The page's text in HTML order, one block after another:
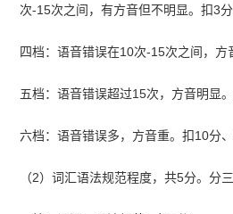
次-15次之间，有方音但不明显。扣3分
四档：语音错误在10次-15次之间，方
五档：语音错误超过15次，方音明显
六档：语音错误多，方音重。扣10分
（2）词汇语法规范程度，共5分。分三